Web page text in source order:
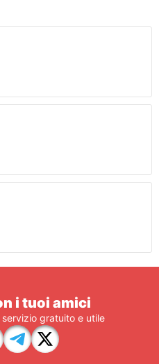
i tuoi amici
gratuito e utile